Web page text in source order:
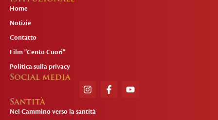
Home
Notizie
Contatto
Film "Cento Cuori"
Politica sulla privacy
Social media
Santità
Nel Cammino verso la santità